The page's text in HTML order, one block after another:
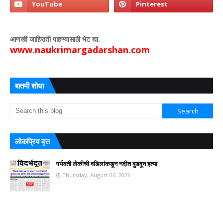
आणखी जाहिराती पाहण्यासाठी भेट द्या.
www.naukrimargadarshan.com
बातमी शोधा
लोकप्रिय वृत्त
गर्भवती लेकीची वडिलांकडून नदीत बुडवून हत्या
Thursday, August 06, 2026